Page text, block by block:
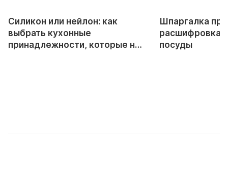
Силикон или нейлон: как
выбрать кухонные
принадлежности, которые не
Шпаргалка
расшифровка
посуды